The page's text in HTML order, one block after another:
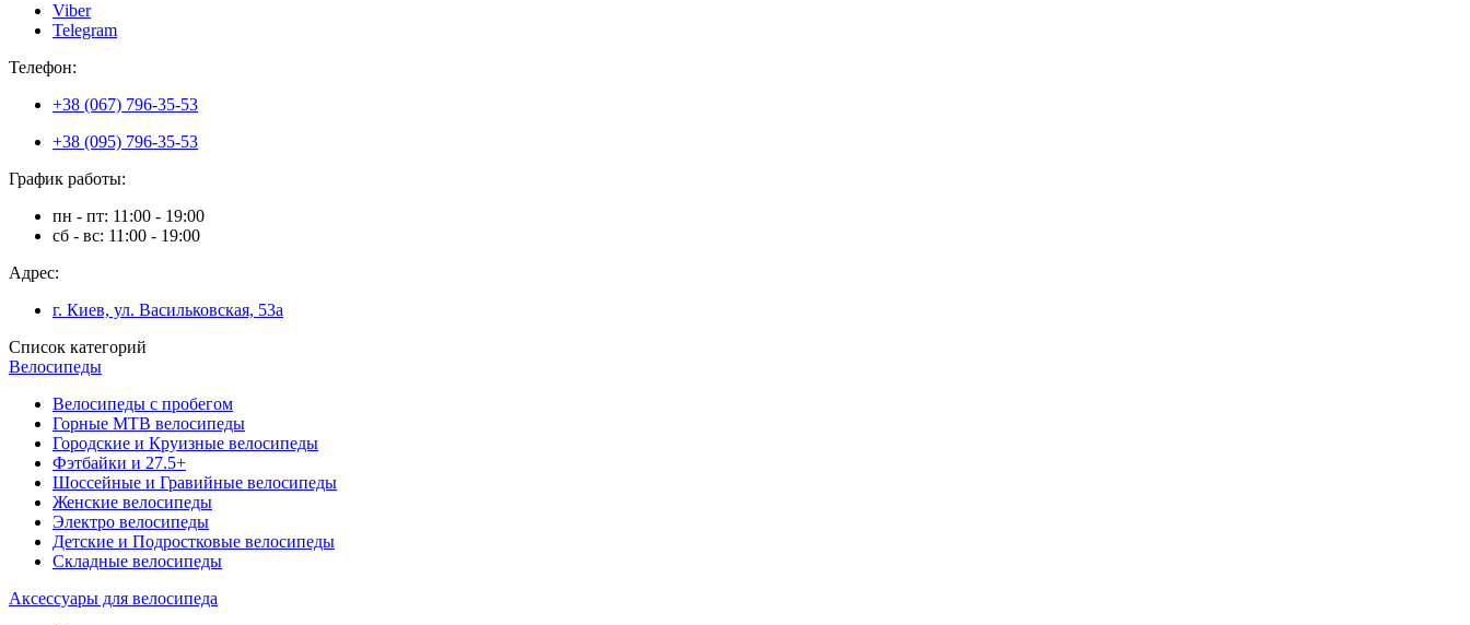
Viber
Telegram
Телефон:
+38 (067) 796-35-53
+38 (095) 796-35-53
График работы:
пн - пт: 11:00 - 19:00
сб - вс: 11:00 - 19:00
Адрес:
г. Киев, ул. Васильковская, 53а
Список категорий
Велосипеды
Велосипеды с пробегом
Горные MTB велосипеды
Городские и Круизные велосипеды
Фэтбайки и 27.5+
Шоссейные и Гравийные велосипеды
Женские велосипеды
Электро велосипеды
Детские и Подростковые велосипеды
Складные велосипеды
Аксессуары для велосипеда